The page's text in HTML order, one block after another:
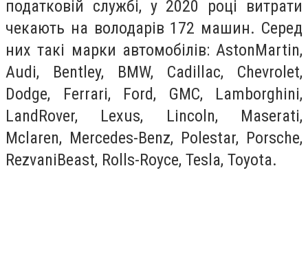
податковій службі, у 2020 році витрати
чекають на володарів 172 машин. Серед
них такі марки автомобілів: AstonMartin,
Audi, Bentley, BMW, Cadillac, Chevrolet,
Dodge, Ferrari, Ford, GMC, Lamborghini,
LandRover, Lexus, Lincoln, Maserati,
Mclaren, Mercedes-Benz, Polestar, Porsche,
RezvaniBeast, Rolls-Royce, Tesla, Toyota.